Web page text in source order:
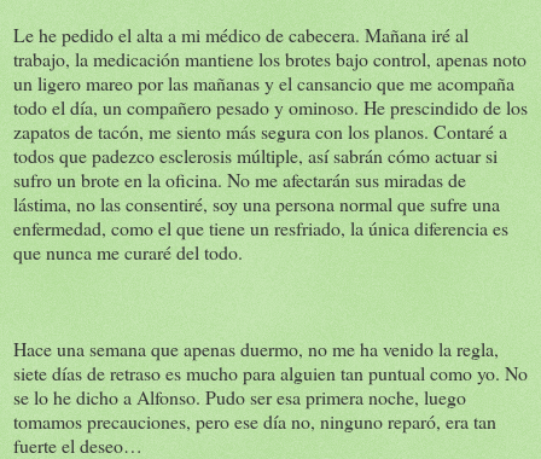
Le he pedido el alta a mi médico de cabecera. Mañana iré al
trabajo, la medicación mantiene los brotes bajo control, apenas noto
un ligero mareo por las mañanas y el cansancio que me acompaña
todo el día, un compañero pesado y ominoso. He prescindido de los
zapatos de tacón, me siento más segura con los planos. Contaré a
todos que padezco esclerosis múltiple, así sabrán cómo actuar si
sufro un brote en la oficina. No me afectarán sus miradas de
lástima, no las consentiré, soy una persona normal que sufre una
enfermedad, como el que tiene un resfriado, la única diferencia es
que nunca me curaré del todo.
Hace una semana que apenas duermo, no me ha venido la regla,
siete días de retraso es mucho para alguien tan puntual como yo. No
se lo he dicho a Alfonso. Pudo ser esa primera noche, luego
tomamos precauciones, pero ese día no, ninguno reparó, era tan
fuerte el deseo…